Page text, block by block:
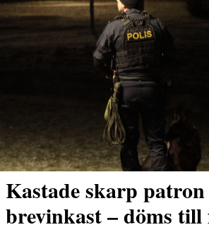
Kastade skarp patron
brevinkast – döms till